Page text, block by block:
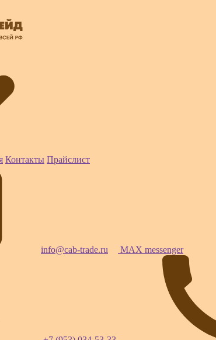
Контакты Прайслист
info@cab-trade.ru MAX messenger